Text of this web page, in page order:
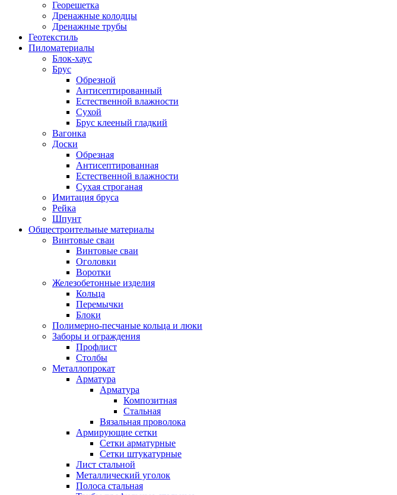
Георешетка
Дренажные колодцы
Дренажные трубы
Геотекстиль
Пиломатериалы
Блок-хаус
Брус
Обрезной
Антисептированный
Естественной влажности
Сухой
Брус клееный гладкий
Вагонка
Доски
Обрезная
Антисептированная
Естественной влажности
Сухая строганая
Имитация бруса
Рейка
Шпунт
Общестроительные материалы
Винтовые сваи
Винтовые сваи
Оголовки
Воротки
Железобетонные изделия
Кольца
Перемычки
Блоки
Полимерно-песчаные кольца и люки
Заборы и ограждения
Профлист
Столбы
Металлопрокат
Арматура
Арматура
Композитная
Стальная
Вязальная проволока
Армирующие сетки
Сетки арматурные
Сетки штукатурные
Лист стальной
Металлический уголок
Полоса стальная